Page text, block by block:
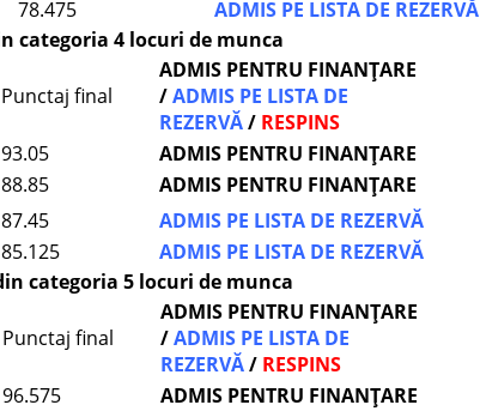
78.475
ADMIS PE LISTA DE REZERVĂ
categoria 4 locuri de munca
Punctaj final
ADMIS PENTRU FINANȚARE
/ADMIS PE LISTA DE
REZERVĂ/ RESPINS
93.05
ADMIS PENTRU FINANȚARE
88.85
ADMIS PENTRU FINANȚARE
87.45
ADMIS PE LISTA DE REZERVĂ
85.125
ADMIS PE LISTA DE REZERVĂ
categoria 5 locuri de munca
Punctaj final
ADMIS PENTRU FINANȚARE
/ADMIS PE LISTA DE
REZERVĂ/ RESPINS
96.575
ADMIS PENTRU FINANȚARE